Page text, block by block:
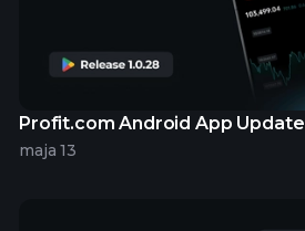
Profit.com Android App Update
maja 13